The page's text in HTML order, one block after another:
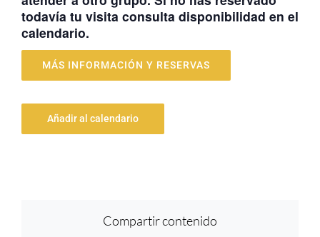
todavía tu visita consulta disponibilidad en el
calendario.
MÁS INFORMACIÓN Y RESERVAS
Añadir al calendario
Compartir contenido